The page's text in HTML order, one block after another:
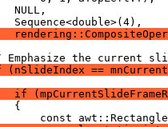
(nSlideIndex ==
if